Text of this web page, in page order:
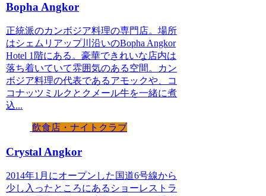
Bopha Angkor
正統派のカンボジア料理の専門店。場所
はシェムリアップ川沿いのBopha Angkor
Hotel 1階にある。豪華できれいな店内は
落ち着いていて雰囲気のある空間。カン
ボジア料理の代表であるアモックや、コ
コナッツミルクとクメール牛を一緒に煮
込...
飲食店・ナイトクラブ
Crystal Angkor
2014年1月にオープンした国道6号線から
少し入ったところにあるショーレストラ